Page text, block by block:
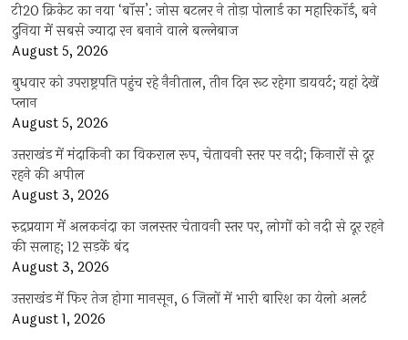
टी20 क्रिकेट का नया ‘बॉस’: जोस बटलर ने तोड़ा पोलार्ड का महारिकॉर्ड, बने
दुनिया में सबसे ज्यादा रन बनाने वाले बल्लेबाज
August 5, 2026
बुधवार को उपराष्ट्रपति पहुंच रहे नैनीताल, तीन दिन रूट रहेगा डायवर्ट; यहां देखें
प्‍लान
August 5, 2026
उत्तराखंड में मंदाकिनी का विकराल रूप, चेतावनी स्तर पर नदी; किनारों से दूर
रहने की अपील
August 3, 2026
रुद्रप्रयाग में अलकनंदा का जलस्तर चेतावनी स्तर पर, लोगों को नदी से दूर रहने
की सलाह; 12 सड़कें बंद
August 3, 2026
उत्तराखंड में फिर तेज होगा मानसून, 6 जिलों में भारी बारिश का येलो अलर्ट
August 1, 2026